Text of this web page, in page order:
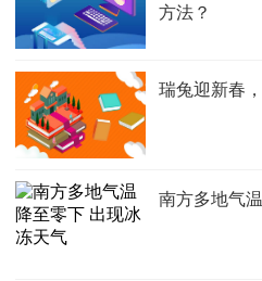
方法？
瑞兔迎新春
南方多地气